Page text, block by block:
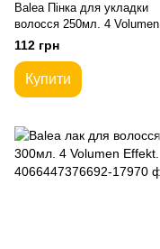
Balea Пінка для укладки
волосся 250мл. 4 Volumen
Effekt Об'єм
112 грн
Купити